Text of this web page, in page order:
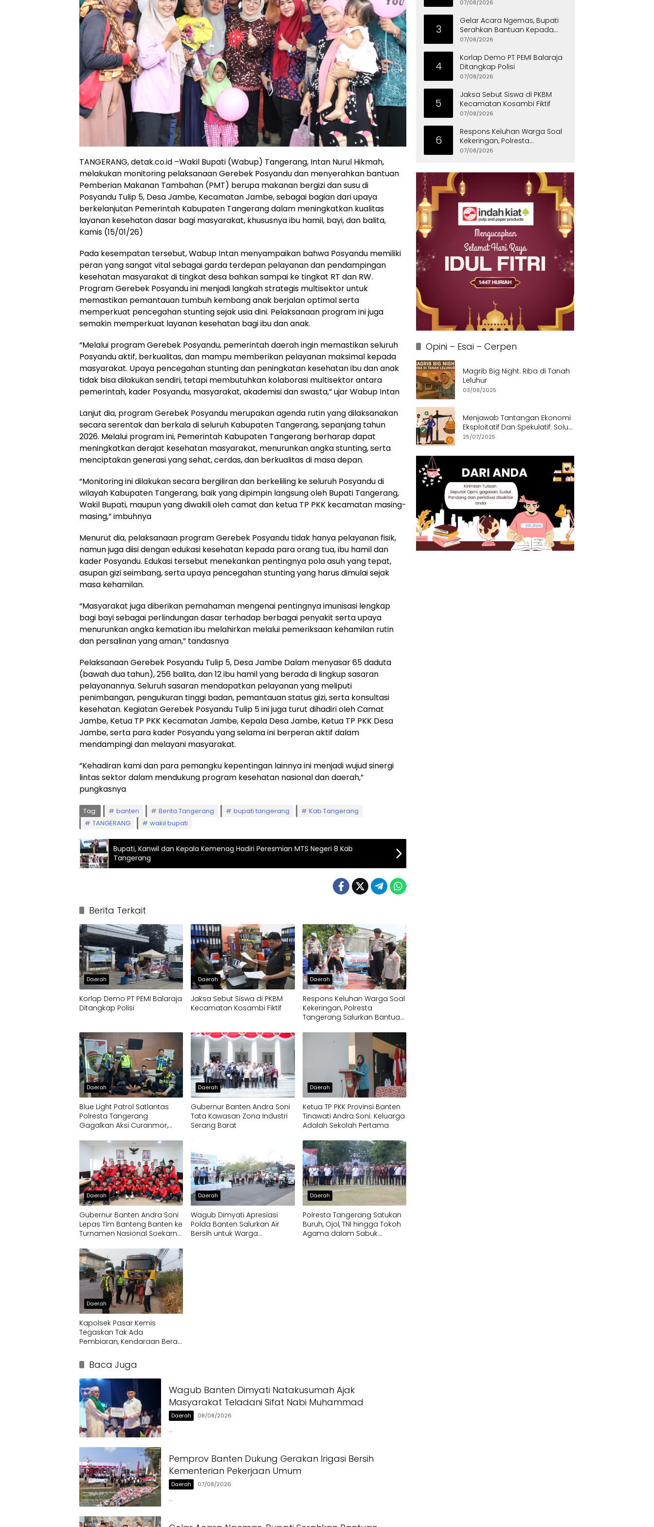
TANGERANG, detak.co.id –Wakil Bupati (Wabup) Tangerang, Intan Nurul Hikmah,
melakukan monitoring pelaksanaan Gerebek Posyandu dan menyerahkan bantuan
Pemberian Makanan Tambahan (PMT) berupa makanan bergizi dan susu di
Posyandu Tulip 5, Desa Jambe, Kecamatan Jambe, sebagai bagian dari upaya
berkelanjutan Pemerintah Kabupaten Tangerang dalam meningkatkan kualitas
layanan kesehatan dasar bagi masyarakat, khususnya ibu hamil, bayi, dan balita,
Kamis (15/01/26)
Pada kesempatan tersebut, Wabup Intan menyampaikan bahwa Posyandu memiliki
peran yang sangat vital sebagai garda terdepan pelayanan dan pendampingan
kesehatan masyarakat di tingkat desa bahkan sampai ke tingkat RT dan RW.
Program Gerebek Posyandu ini menjadi langkah strategis multisektor untuk
memastikan pemantauan tumbuh kembang anak berjalan optimal serta
memperkuat pencegahan stunting sejak usia dini. Pelaksanaan program ini juga
semakin memperkuat layanan kesehatan bagi ibu dan anak.
“Melalui program Gerebek Posyandu, pemerintah daerah ingin memastikan seluruh
Posyandu aktif, berkualitas, dan mampu memberikan pelayanan maksimal kepada
masyarakat. Upaya pencegahan stunting dan peningkatan kesehatan ibu dan anak
tidak bisa dilakukan sendiri, tetapi membutuhkan kolaborasi multisektor antara
pemerintah, kader Posyandu, masyarakat, akademisi dan swasta,” ujar Wabup Intan
Lanjut dia, program Gerebek Posyandu merupakan agenda rutin yang dilaksanakan
secara serentak dan berkala di seluruh Kabupaten Tangerang, sepanjang tahun
2026. Melalui program ini, Pemerintah Kabupaten Tangerang berharap dapat
meningkatkan derajat kesehatan masyarakat, menurunkan angka stunting, serta
menciptakan generasi yang sehat, cerdas, dan berkualitas di masa depan.
“Monitoring ini dilakukan secara bergiliran dan berkeliling ke seluruh Posyandu di
wilayah Kabupaten Tangerang, baik yang dipimpin langsung oleh Bupati Tangerang,
Wakil Bupati, maupun yang diwakili oleh camat dan ketua TP PKK kecamatan masing-
masing,” imbuhnya
Menurut dia, pelaksanaan program Gerebek Posyandu tidak hanya pelayanan fisik,
namun juga diisi dengan edukasi kesehatan kepada para orang tua, ibu hamil dan
kader Posyandu. Edukasi tersebut menekankan pentingnya pola asuh yang tepat,
asupan gizi seimbang, serta upaya pencegahan stunting yang harus dimulai sejak
masa kehamilan.
“Masyarakat juga diberikan pemahaman mengenai pentingnya imunisasi lengkap
bagi bayi sebagai perlindungan dasar terhadap berbagai penyakit serta upaya
menurunkan angka kematian ibu melahirkan melalui pemeriksaan kehamilan rutin
dan persalinan yang aman,” tandasnya
Pelaksanaan Gerebek Posyandu Tulip 5, Desa Jambe Dalam menyasar 65 daduta
(bawah dua tahun), 256 balita, dan 12 ibu hamil yang berada di lingkup sasaran
pelayanannya. Seluruh sasaran mendapatkan pelayanan yang meliputi
penimbangan, pengukuran tinggi badan, pemantauan status gizi, serta konsultasi
kesehatan. Kegiatan Gerebek Posyandu Tulip 5 ini juga turut dihadiri oleh Camat
Jambe, Ketua TP PKK Kecamatan Jambe, Kepala Desa Jambe, Ketua TP PKK Desa
Jambe, serta para kader Posyandu yang selama ini berperan aktif dalam
mendampingi dan melayani masyarakat.
“Kehadiran kami dan para pemangku kepentingan lainnya ini menjadi wujud sinergi
lintas sektor dalam mendukung program kesehatan nasional dan daerah,”
pungkasnya
Tag: banten Berita Tangerang bupati tangerang
Kab Tangerang
TANGERANG
wakil bupati
Bupati, Kanwil dan Kepala Kemenag Hadiri Peresmian MTS Negeri 8 Kab
Tangerang
Berita Terkait
Daerah
Korlap Demo PT PEMI Balaraja
Ditangkap Polisi
Daerah
Jaksa Sebut Siswa di PKBM
Kecamatan Kosambi Fiktif
Daerah
Respons Keluhan Warga Soal
Kekeringan, Polresta
Tangerang Salurkan Bantuan
Daerah
Blue Light Patrol Satlantas
Polresta Tangerang
Gagalkan Aksi Curanmor,
Daerah
Gubernur Banten Andra Soni
Tata Kawasan Zona Industri
Serang Barat
Daerah
Ketua TP PKK Provinsi Banten
Tinawati Andra Soni: Keluarga
Adalah Sekolah Pertama
Daerah
Gubernur Banten Andra Soni
Lepas Tim Banteng Banten ke
Turnamen Nasional Soekarno
Daerah
Wagub Dimyati Apresiasi
Polda Banten Salurkan Air
Bersih untuk Warga
Daerah
Polresta Tangerang Satukan
Buruh, Ojol, TNI hingga Tokoh
Agama dalam Sabuk
Daerah
Kapolsek Pasar Kemis
Tegaskan Tak Ada
Pembiaran, Kendaraan Berat
Ditertibkan
Baca Juga
Wagub Banten Dimyati Natakusumah Ajak
Masyarakat Teladani Sifat Nabi Muhammad
Daerah 08/08/2026
…
Pemprov Banten Dukung Gerakan Irigasi Bersih
Kementerian Pekerjaan Umum
Daerah 07/08/2026
…
07/08/2026
3
Gelar Acara Ngemas, Bupati
Serahkan Bantuan Kepada
Penyandang Disabilitas
07/08/2026
4
Korlap Demo PT PEMI Balaraja
Ditangkap Polisi
07/08/2026
5
Jaksa Sebut Siswa di PKBM
Kecamatan Kosambi Fiktif
07/08/2026
6
Respons Keluhan Warga Soal
Kekeringan, Polresta
Tangerang Salurkan Bantuan
07/08/2026
Opini – Esai – Cerpen
Magrib Big Night: Riba di Tanah
Leluhur
03/08/2025
Menjawab Tantangan Ekonomi
Eksploitatif Dan Spekulatif: Solusi
Etis dan Berkeadilan
25/07/2025